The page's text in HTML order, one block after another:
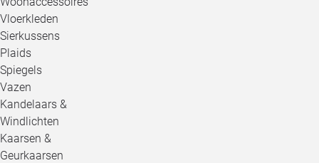
Vloerkleden
Sierkussens
Plaids
Spiegels
Vazen
Kandelaars &
Windlichten
Kaarsen &
Geurkaarsen